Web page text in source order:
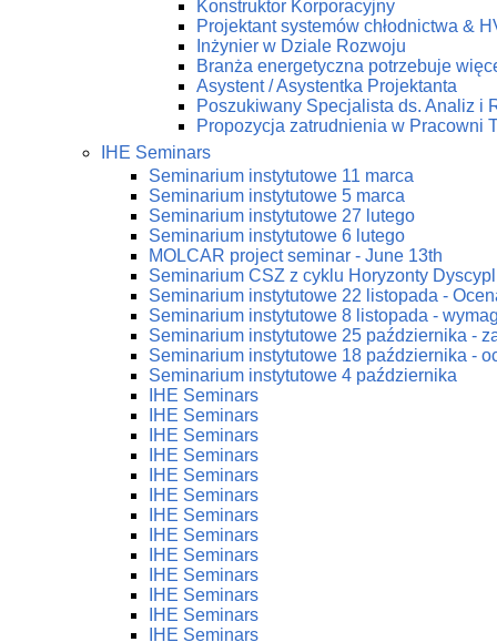
Konstruktor Korporacyjny
Projektant systemów chłodnictwa &
Inżynier w Dziale Rozwoju
Branża energetyczna potrzebuje
Asystent / Asystentka Projektanta
Poszukiwany Specjalista ds. Analiz i
Propozycja zatrudnienia w Pracowni
IHE Seminars
Seminarium instytutowe 11 marca
Seminarium instytutowe 5 marca
Seminarium instytutowe 27 lutego
Seminarium instytutowe 6 lutego
MOLCAR project seminar - June 13th
Seminarium CSZ z cyklu Horyzonty
Seminarium instytutowe 22 listopada -
Seminarium instytutowe 8 listopada -
Seminarium instytutowe 25 października -
Seminarium instytutowe 18 października -
Seminarium instytutowe 4 października
IHE Seminars
IHE Seminars
IHE Seminars
IHE Seminars
IHE Seminars
IHE Seminars
IHE Seminars
IHE Seminars
IHE Seminars
IHE Seminars
IHE Seminars
IHE Seminars
IHE Seminars